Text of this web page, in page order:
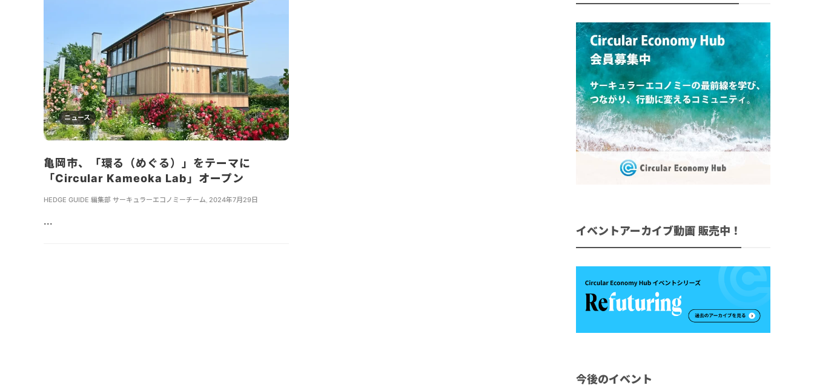
ニュース
亀岡市、「環る（めぐる）」をテーマに
「Circular Kameoka Lab」オープン
HEDGE GUIDE 編集部 サーキュラーエコノミーチーム 2024年7月29日
...
イベントアーカイブ動画 販売中！
今後のイベント